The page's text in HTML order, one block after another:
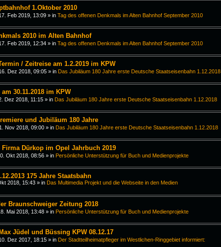
1.Oktober 2010
Feb 2019, 13:09» in Tag des offenen Denkmals im Alten Bahnhof September 2010
2010 im Alten Bahnhof
Feb 2019, 12:34» in Tag des offenen Denkmals im Alten Bahnhof September 2010
/ Zeitreise am 1.2.2019 im KPW
Dez 2018, 09:05» in Das Jubiläum 180 Jahre erste Deutsche Staatseisenbahn 1.12.2018
30.11.2018 im KPW
Dez 2018, 11:15» in Das Jubiläum 180 Jahre erste Deutsche Staatseisenbahn 1.12.2018
und Jubiläum 180 Jahre
Nov 2018, 09:00» in Das Jubiläum 180 Jahre erste Deutsche Staatseisenbahn 1.12.2018
Dürkop im Opel Jahrbuch 2019
Okt 2018, 08:56» in Persönliche Unterstützung für Buch und Medienprojekte
175 Jahre Staatsbahn
2018, 15:43» in Das Multimedia Projekt und die Webseite in den Medien
Braunschweiger Zeitung 2018
Mai 2018, 13:48» in Persönliche Unterstützung für Buch und Medienprojekte
Jüdel und Büssing KPW 08.12.17
Dez 2017, 18:15» in Der Stadtteilheimatpfleger im Westlichen-Ringgebiet informiert: